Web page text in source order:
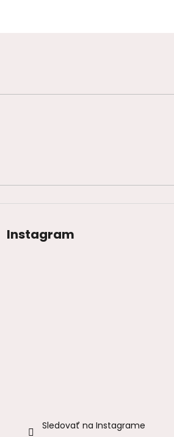
Instagram
Sledovať na Instagrame